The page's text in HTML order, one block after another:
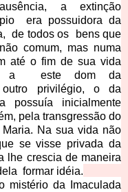
a extinção
era possuidora da
de todos os
bens que
comum, mas numa
até o fim de sua vida
a
este dom da
outro privilégio, o da
possuía inicialmente
pela transgressão do
Na sua vida não
se visse privada da
lhe crescia de maneira
formar idéia.
mistério da Imaculada